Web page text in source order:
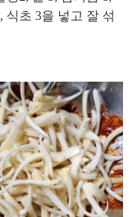
식초 3을 넣고 잘 섞